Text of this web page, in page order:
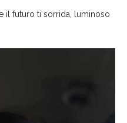
il futuro ti sorrida, luminoso